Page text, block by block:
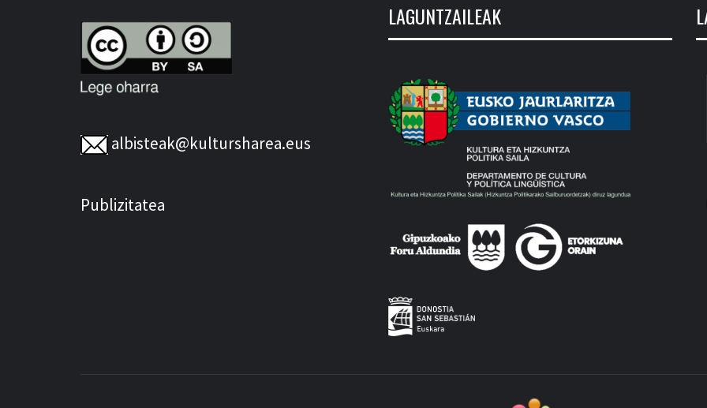
albisteak@kultursharea.eus
Publizitatea
LAGUNTZAILEAK